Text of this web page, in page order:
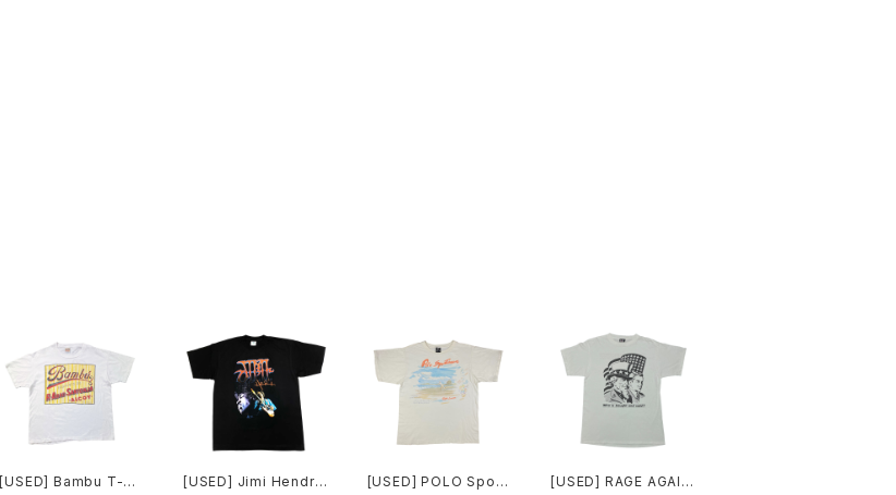
[USED] Bambu T-SH
[USED] Jimi Hendrix
[USED] POLO Sport
[USED] RAGE AGAIN